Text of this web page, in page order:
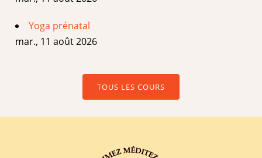
Yoga prénatal
mar., 11 août 2026
TOUS LES COURS